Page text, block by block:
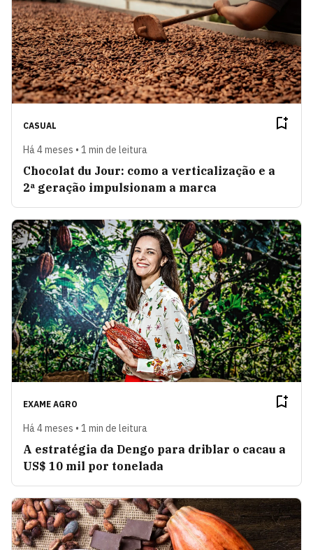
CASUAL
Há 4 meses • 1 min de leitura
Chocolat du Jour: como a verticalização e a
2ª geração impulsionam a marca
EXAME AGRO
Há 4 meses • 1 min de leitura
A estratégia da Dengo para driblar o cacau a
US$ 10 mil por tonelada